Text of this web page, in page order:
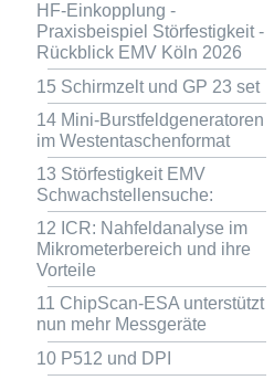
HF-Einkopplung -
Praxisbeispiel Störfestigkeit -
Rückblick EMV Köln 2026
15 Schirmzelt und GP 23 set
14 Mini-Burstfeldgeneratoren
im Westentaschenformat
13 Störfestigkeit EMV
Schwachstellensuche:
12 ICR: Nahfeldanalyse im
Mikrometerbereich und ihre
Vorteile
11 ChipScan-ESA unterstützt
nun mehr Messgeräte
10 P512 und DPI